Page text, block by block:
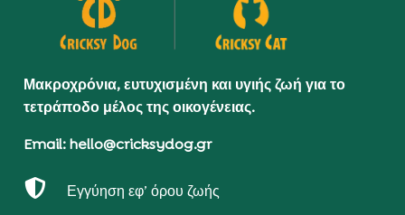
Μακροχρόνια, ευτυχισμένη και υγιής ζωή για το
τετράποδο μέλος της οικογένειας.
Email: hello@cricksydog.gr
 Εγγύηση εφ’ όρου ζωής